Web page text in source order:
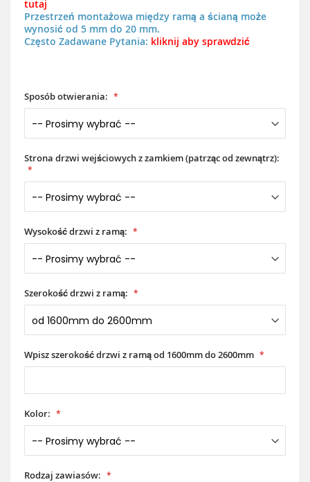
tutaj
Przestrzeń montażowa między ramą a ścianą może
wynosić od 5 mm do 20 mm.
Często Zadawane Pytania: kliknij aby sprawdzić
Sposób otwierania:
Strona drzwi wejściowych z zamkiem (patrząc od zewnątrz):
Wysokość drzwi z ramą:
Szerokość drzwi z ramą:
Wpisz szerokość drzwi z ramą od 1600mm do 2600mm
Kolor:
Rodzaj zawiasów: